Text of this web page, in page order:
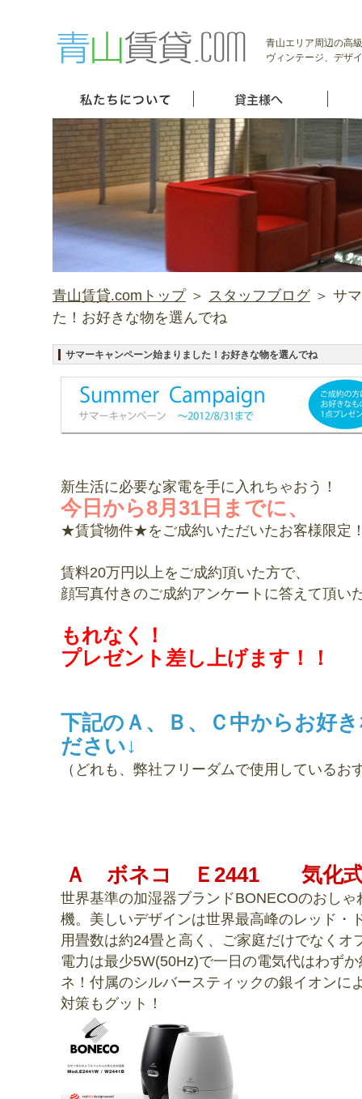
青山エリア周辺の高
ヴィンテージ、デザ
青山賃貸.comトップ＞ スタッフブログ＞ サ
た！お好きな物を選んでね
サマーキャンペーン始まりました！お好きな物を選んでね
新生活に必要な家電を手に入れちゃおう！
今日から8月31日までに、
★賃貸物件★をご成約いただいたお客様限定
賃料20万円以上をご成約頂いた方で、
顔写真付きのご成約アンケートに答えて頂い
もれなく！
プレゼント差し上げます！！
下記のＡ、Ｂ、Ｃ中からお好
ださい↓
（どれも、弊社フリーダムで使用しているお
Ａ ボネコ Ｅ2441 気化式
世界基準の加湿器ブランドBONECOのおし
機。美しいデザインは世界最高峰のレッド・
用畳数は約24畳と高く、ご家庭だけでなくオ
電力は最少5W(50Hz)で一日の電気代はわず
ネ！付属のシルバースティックの銀イオンに
対策もグット！